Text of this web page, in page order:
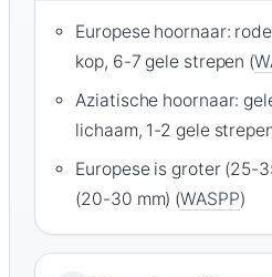
Europese hoornaar:
kop, 6-7 gele strepen (
Aziatische hoornaar:
lichaam, 1-2 gele
Europese is groter (25-
(20-30 mm) (WASPP)